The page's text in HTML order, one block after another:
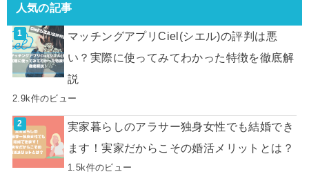
人気の記事
マッチングアプリCiel(シエル)の評判は悪
い？実際に使ってみてわかった特徴を徹底解
説
2.9k件のビュー
実家暮らしのアラサー独身女性でも結婚でき
ます！実家だからこその婚活メリットとは？
1.5k件のビュー